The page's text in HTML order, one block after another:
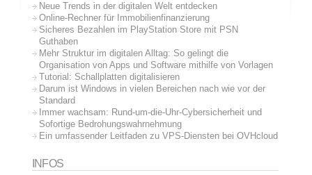
Neue Trends in der digitalen Welt entdecken
Online-Rechner für Immobilienfinanzierung
Sicheres Bezahlen im PlayStation Store mit PSN
Guthaben
Mehr Struktur im digitalen Alltag: So gelingt die
Organisation von Apps und Software mithilfe von Vorlagen
Tutorial: Schallplatten digitalisieren
Darum ist Windows in vielen Bereichen nach wie vor der
Standard
Immer wachsam: Rund-um-die-Uhr-Cybersicherheit und
Sofortige Bedrohungswahrnehmung
Ein umfassender Leitfaden zu VPS-Diensten bei OVHcloud
INFOS